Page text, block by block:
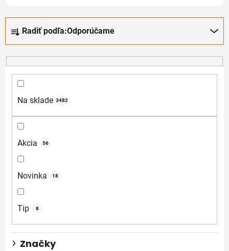
R
a
d
e
n
p
v
Radiť podľa:Odporúčame
Na sklade 3482
Akcia 56
Novinka 18
Tip 8
Značky